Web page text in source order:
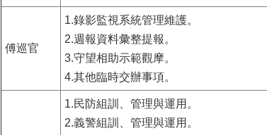
傅巡官
1.錄影監視系統管理維護。
2.週報資料彙整提報。
3.守望相助示範觀摩。
4.其他臨時交辦事項。
1.民防組訓、管理與運用。
2.義警組訓、管理與運用。